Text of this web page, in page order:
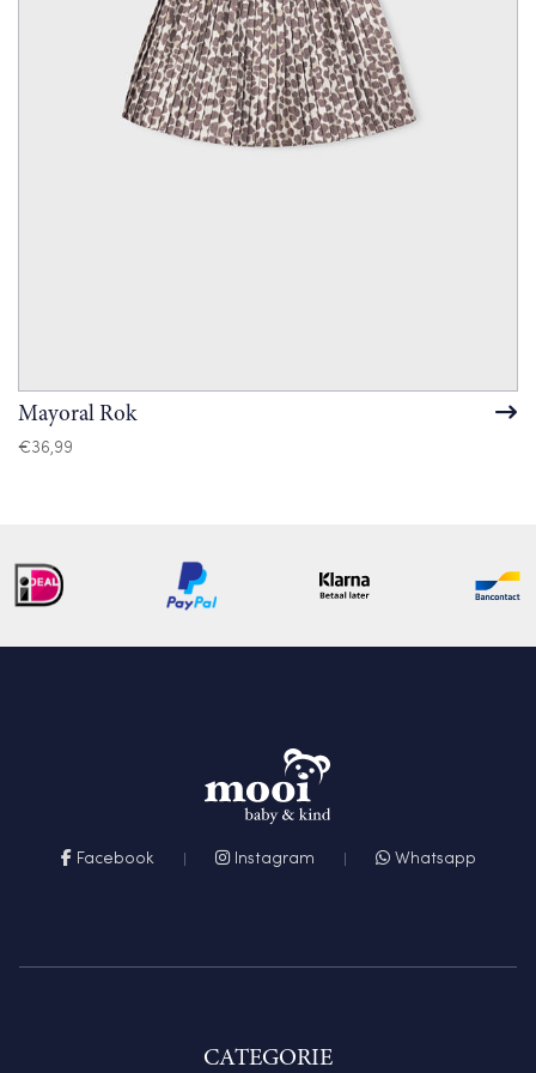
Mayoral Rok
€36,99
Facebook Instagram Whatsapp
CATEGORIE